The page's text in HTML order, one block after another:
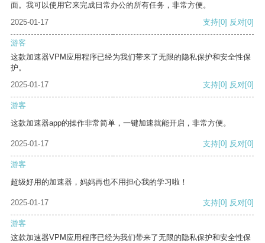
面。我可以使用它来完成日常办公的所有任务，非常方便。
2025-01-17
支持[0] 反对[0]
游客
这款加速器VPM应用程序已经为我们带来了无限的隐私保护和安全性保
护。
2025-01-17
支持[0] 反对[0]
游客
这款加速器app的操作非常简单，一键加速就能开启，非常方便。
2025-01-17 支持[0] 反对[0]
游客
超级好用的加速器，妈妈再也不用担心我的学习啦！
2025-01-17 支持[0] 反对[0]
游客
这款加速器VPM应用程序已经为我们带来了无限的隐私保护和安全性保